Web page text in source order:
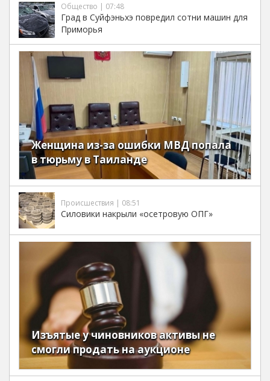
Общество | 07:48
Град в Суйфэньхэ повредил сотни машин для
Приморья
Женщина из-за ошибки МВД попала
в тюрьму в Таиланде
Происшествия | 08:51
Силовики накрыли «осетровую ОПГ»
Изъятые у чиновников активы не
смогли продать на аукционе